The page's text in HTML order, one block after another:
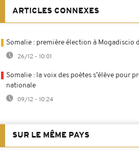
ARTICLES CONNEXES
Somalie : première élection à Mogadiscio
26/12 - 10:01
Somalie : la voix des poètes s’élève pour
nationale
09/12 - 10:24
SUR LE MÊME PAYS